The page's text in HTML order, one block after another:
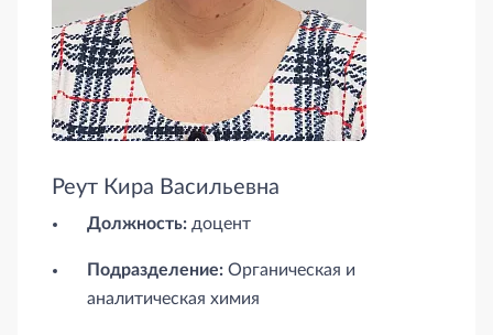
Реут Кира Васильевна
Должность: доцент
Подразделение: Органическая и
аналитическая химия